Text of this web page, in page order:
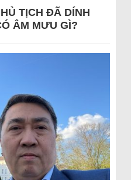
TỊCH ĐÃ DÍNH
ÂM MƯU GÌ?